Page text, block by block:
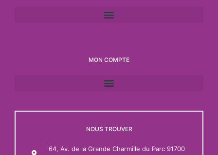
MON COMPTE
NOUS TROUVER
64, Av. de la Grande Charmille du Parc 91700